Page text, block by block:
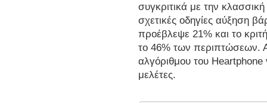
συγκριτικά με την
σχετικές οδηγίες αύξηση
προέβλεψε 21% και το
το 46% των περιπτώσεων.
αλγόριθμου του Heartphone
μελέτες.